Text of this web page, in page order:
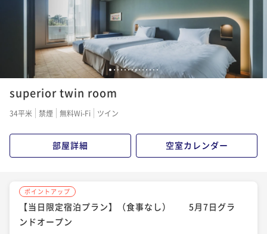
ポイント即利用で最大7％OFF
¥10,000~
¥ 9,300 ~
1 234567891011121314
superior twin room
34平米 禁煙 無料Wi-Fi ツイン
部屋詳細 空室カレンダー
ポイントアップ
【当日限定宿泊プラン】（食事なし） 5月7日グラ
ンドオープン